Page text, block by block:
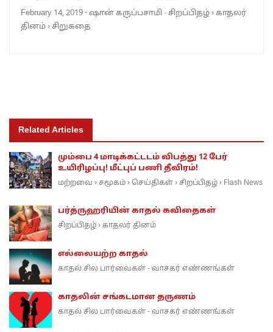
February 14, 2019-ஷான் கருப்பசாமி · சிறப்பிதழ்›காதலர்
தினம்›சிறுகதை
Related Articles
மும்பை 4 மாடிக்கட்டடம் விபத்து 12 பேர்
உயிரிழப்பு! மீட்புப் பணி தீவிரம்!
மற்றவை › சமூகம் › செய்திகள் › சிறப்பிதழ் › Flash News
பர்த்ருஹரியின் காதல் கவிதைகள்
சிறப்பிதழ் › காதலர் தினம்
எல்லையற்ற காதல்
காதல் சில பார்வைகள் - வாசகர் எண்ணங்கள்
காதலின் சங்கடமான தருணம்
காதல் சில பார்வைகள் - வாசகர் எண்ணங்கள்